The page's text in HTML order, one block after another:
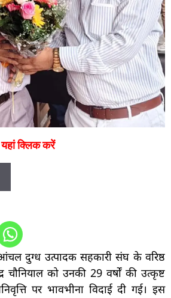
क्लिक करें
दुग्ध उत्पादक सहकारी संघ के वरिष्ठ
चौनियाल को उनकी 29 वर्षों की उत्कृष्ट
पर भावभीना विदाई दी गई। इस